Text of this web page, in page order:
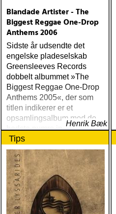
Blandade Artister - The
Biggest Reggae One-Drop
Anthems 2006
Sidste år udsendte det
engelske pladeselskab
Greensleeves Records
dobbelt albummet »The
Biggest Reggae One-Drop
Anthems 2005«, der som
titlen indikerer er et
opsamlingsalbum med de
bedste numre indenfor den
populære reggaestil kaldet
one-drop
Henrik Bæk
Tips